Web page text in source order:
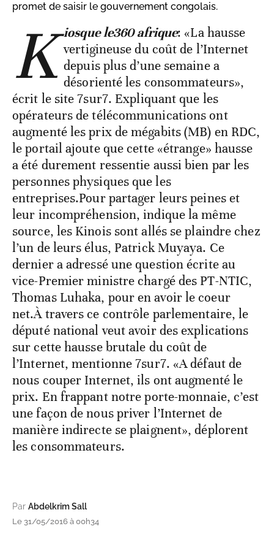
promet de saisir le gouvernement congolais.
K iosque le360 afrique: «La hausse
vertigineuse du coût de l’Internet
depuis plus d’une semaine a
désorienté les consommateurs»,
écrit le site 7sur7. Expliquant que les
opérateurs de télécommunications ont
augmenté les prix de mégabits (MB) en RDC,
le portail ajoute que cette «étrange» hausse
a été durement ressentie aussi bien par les
personnes physiques que les
entreprises.Pour partager leurs peines et
leur incompréhension, indique la même
source, les Kinois sont allés se plaindre chez
l’un de leurs élus, Patrick Muyaya. Ce
dernier a adressé une question écrite au
vice-Premier ministre chargé des PT-NTIC,
Thomas Luhaka, pour en avoir le coeur
net.À travers ce contrôle parlementaire, le
député national veut avoir des explications
sur cette hausse brutale du coût de
l’Internet, mentionne 7sur7. «A défaut de
nous couper Internet, ils ont augmenté le
prix. En frappant notre porte-monnaie, c’est
une façon de nous priver l’Internet de
manière indirecte se plaignent», déplorent
les consommateurs.
Par Abdelkrim Sall
Le 31/05/2016 à 00h34